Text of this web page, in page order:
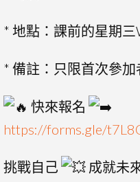
* 地點：課前的星期
* 備註：只限首次參加
快來報名
https://forms.gle/
挑戰自己 成就未